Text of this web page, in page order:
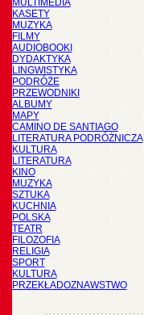
MULTIMEDIA
KASETY
MUZYKA
FILMY
AUDIOBOOKI
DYDAKTYKA
LINGWISTYKA
PODRÓŻE
PRZEWODNIKI
ALBUMY
MAPY
CAMINO DE SANTIAGO
LITERATURA PODRÓŻNICZA
KULTURA
LITERATURA
KINO
MUZYKA
SZTUKA
KUCHNIA
POLSKA
TEATR
FILOZOFIA
RELIGIA
SPORT
KULTURA
PRZEKŁADOZNAWSTWO